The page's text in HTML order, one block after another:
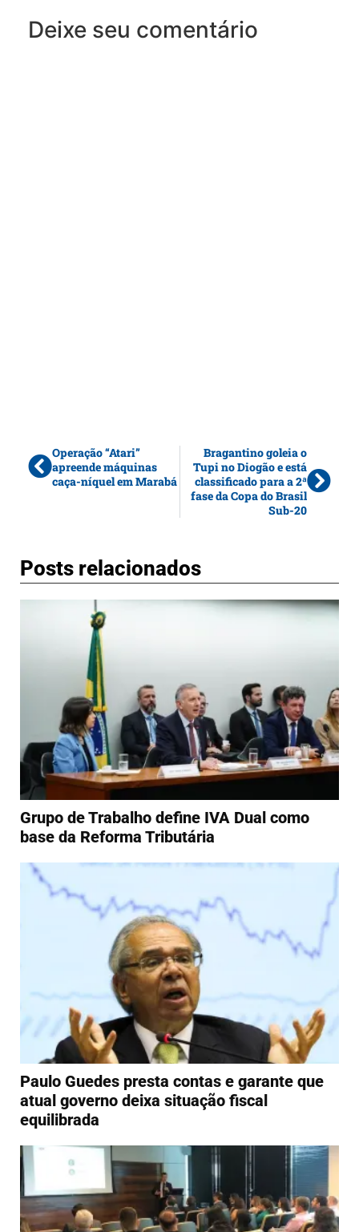
Deixe seu comentário
Operação “Atari”
apreende máquinas
caça-níquel em Marabá
Bragantino goleia o
Tupi no Diogão e está
classificado para a 2ª
fase da Copa do Brasil
Sub-20
Posts relacionados
Grupo de Trabalho define IVA Dual como
base da Reforma Tributária
Paulo Guedes presta contas e garante que
atual governo deixa situação fiscal
equilibrada